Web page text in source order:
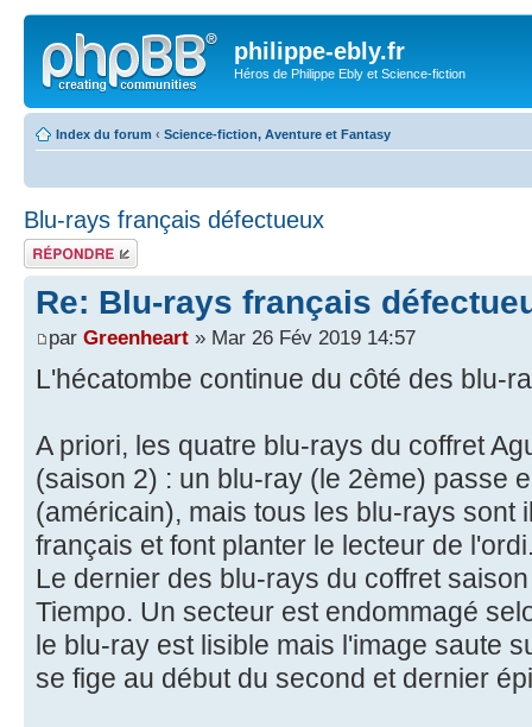
philippe-ebly.fr
Héros de Philippe Ebly et Science-fiction
Index du forum ‹ Science-fiction, Aventure et Fantasy
Blu-rays français défectueux
Répondre
Re: Blu-rays français
par Greenheart » Mar 26 Fév 2019 14:57
L'hécatombe continue du côté des blu-
A priori, les quatre blu-rays du coffret
(saison 2) : un blu-ray (le 2ème) passe
(américain), mais tous les blu-rays sont
français et font planter le lecteur de
Le dernier des blu-rays du coffret
Tiempo. Un secteur est endommagé
le blu-ray est lisible mais l'image saute
se fige au début du second et dernier